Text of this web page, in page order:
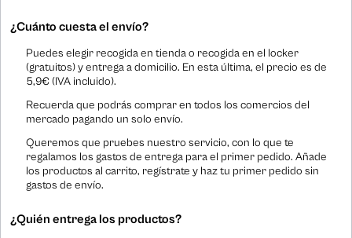
¿Cuánto cuesta el envío?
Puedes elegir recogida en tienda o recogida en el locker
(gratuitos) y entrega a domicilio. En esta última, el precio es de
5,9€ (IVA incluido).
Recuerda que podrás comprar en todos los comercios del
mercado pagando un solo envío.
Queremos que pruebes nuestro servicio, con lo que te
regalamos los gastos de entrega para el primer pedido. Añade
los productos al carrito, regístrate y haz tu primer pedido sin
gastos de envío.
¿Quién entrega los productos?